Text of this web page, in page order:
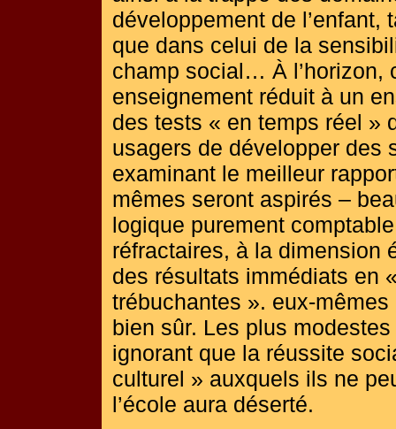
développement de
que dans celui de la
champ social… À l’horizon,
enseignement réduit à un
des tests « en temps réel »
usagers de développer des
examinant le meilleur
mêmes seront aspirés –
logique purement
réfractaires, à la dimension
des résultats immédiats en
trébuchantes ». eux-
bien sûr. Les plus
ignorant que la réussite
culturel » auxquels ils ne
l’école aura déserté.